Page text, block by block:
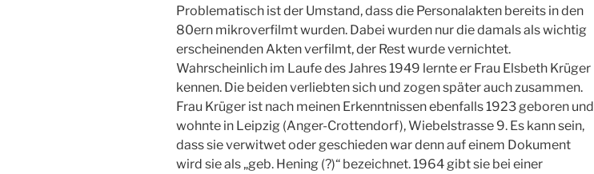
Problematisch ist der Umstand, dass die Personalakten bereits in den
80ern mikroverfilmt wurden. Dabei wurden nur die damals als wichtig
erscheinenden Akten verfilmt, der Rest wurde vernichtet.
Wahrscheinlich im Laufe des Jahres 1949 lernte er Frau Elsbeth Krüger
kennen. Die beiden verliebten sich und zogen später auch zusammen.
Frau Krüger ist nach meinen Erkenntnissen ebenfalls 1923 geboren und
wohnte in Leipzig (Anger-Crottendorf), Wiebelstrasse 9. Es kann sein,
dass sie verwitwet oder geschieden war denn auf einem Dokument
wird sie als „geb. Hening (?)“ bezeichnet. 1964 gibt sie bei einer